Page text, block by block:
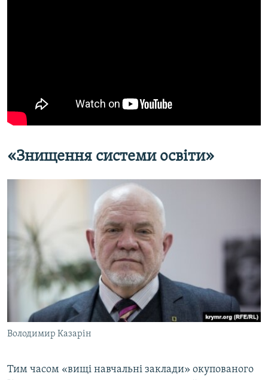
«Знищення системи освіти»
Володимир Казарін
Тим часом «вищі навчальні заклади» окупованого